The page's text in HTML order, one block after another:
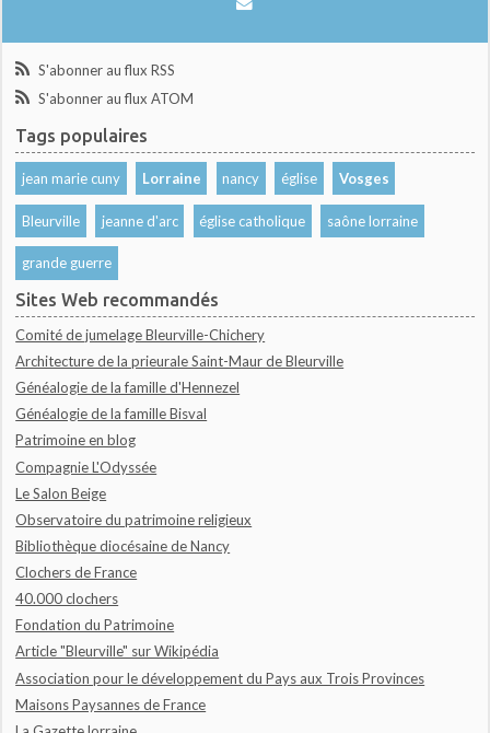
S'abonner au flux RSS
S'abonner au flux ATOM
Tags populaires
jean marie cuny Lorraine nancy église Vosges
Bleurville jeanne d'arc église catholique saône lorraine
grande guerre
Sites Web recommandés
Comité de jumelage Bleurville-Chichery
Architecture de la prieurale Saint-Maur de Bleurville
Généalogie de la famille d'Hennezel
Généalogie de la famille Bisval
Patrimoine en blog
Compagnie L'Odyssée
Le Salon Beige
Observatoire du patrimoine religieux
Bibliothèque diocésaine de Nancy
Clochers de France
40.000 clochers
Fondation du Patrimoine
Article "Bleurville" sur Wikipédia
Association pour le développement du Pays aux Trois Provinces
Maisons Paysannes de France